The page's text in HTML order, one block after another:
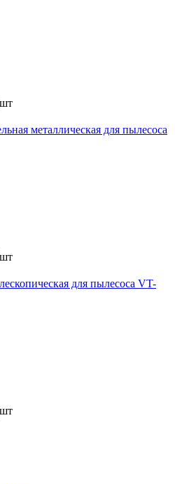
шт
металлическая для пылесоса
шт
для пылесоса VT-
шт